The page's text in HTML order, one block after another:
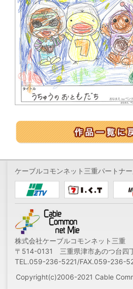
ケーブルコモンネット三重パートナ
株式会社ケーブルコモンネット三重
〒514-0131 三重県津市あのつ台四
TEL.059-236-5221/FAX.059-236-
Copyright(c)2006-2021 Cable